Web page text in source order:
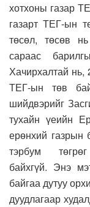
хотхоны газар
газарт ТЕГ-ын
төсөл, төсөв
сараас
Хачирхалтай нь,
ТЕГ-ын төв
шийдвэрийг
тухайн үеийн
ерөнхий газрын
тэрбум
байхгүй. Энэ
байгаа дутуу
дуудлагаар